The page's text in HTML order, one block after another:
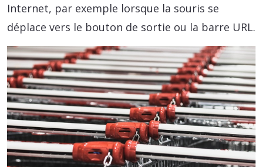
Internet, par exemple lorsque la souris se
déplace vers le bouton de sortie ou la barre URL.